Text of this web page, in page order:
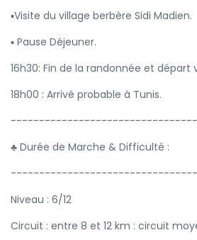
▪️Visite du village berbère Sidi Madien.
▪️ Pause Déjeuner.
16h30: Fin de la randonnée et départ
18h00 : Arrivé probable à Tunis.
♣ Durée de Marche & Difficulté :
Niveau : 6/12
Circuit : entre 8 et 12 km : circuit